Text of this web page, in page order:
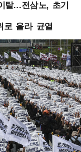
탈…전삼노, 초기
로 올라 균열